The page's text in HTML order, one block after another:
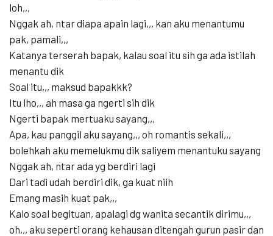
loh,,,
Nggak ah, ntar diapa apain lagi,,, kan aku menantumu
pak, pamali,,,
Katanya terserah bapak, kalau soal itu sih ga ada istilah
menantu dik
Soal itu,,, maksud bapakkk?
Itu lho,,, ah masa ga ngerti sih dik
Ngerti bapak mertuaku sayang,,,
Apa, kau panggil aku sayang,,, oh romantis sekali,,,
bolehkah aku memelukmu dik saliyem menantuku sayang
Nggak ah, ntar ada yg berdiri lagi
Dari tadi udah berdiri dik, ga kuat niih
Emang masih kuat pak,,,
Kalo soal begituan, apalagi dg wanita secantik dirimu,,,
oh,,, aku seperti orang kehausan ditengah gurun pasir dan